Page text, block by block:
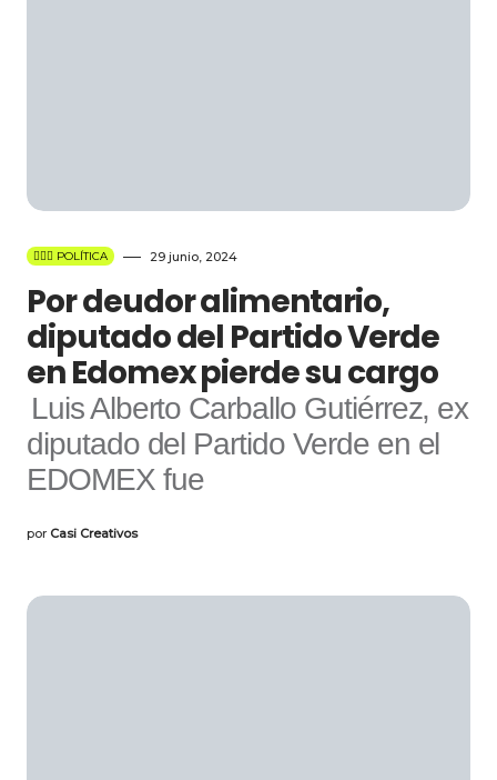
👩🏻‍⚖️ POLÍTICA 29 junio, 2024
Por deudor alimentario,
diputado del Partido Verde
en Edomex pierde su cargo
Luis Alberto Carballo Gutiérrez, ex
diputado del Partido Verde en el
EDOMEX fue
por Casi Creativos